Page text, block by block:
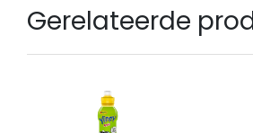
Gerelateerde